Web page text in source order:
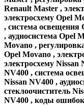
Renault Master ,
электросхему Opel
, система освещения
, аудиосистема Opel
Movano ,
Opel Movano ,
электросхему Nissan
NV400 , система
Nissan NV400 ,
стеклоочиститель
NV400 , коды